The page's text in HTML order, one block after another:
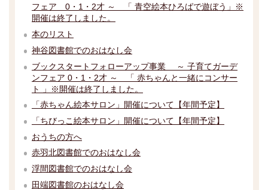
フェア 0・1・2才 ～ 「 青空絵本ひろばで遊ぼう」※
開催は終了しました。
本のリスト
神谷図書館でのおはなし会
ブックスタートフォローアップ事業 ～ 子育てガーデ
ンフェア 0・1・2才 ～ 「 赤ちゃんと一緒にコンサー
ト 」※開催は終了しました。
「赤ちゃん絵本サロン」開催について【年間予定】
「ちびっこ絵本サロン」開催について【年間予定】
おうちの方へ
赤羽北図書館でのおはなし会
浮間図書館でのおはなし会
田端図書館のおはなし会